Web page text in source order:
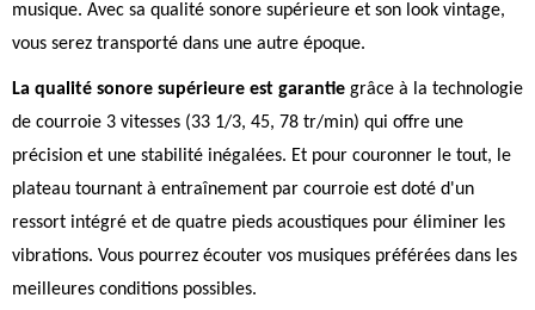
musique. Avec sa qualité sonore supérieure et son look vintage,
vous serez transporté dans une autre époque.
La qualité sonore supérieure est garantie grâce à la technologie
de courroie 3 vitesses (33 1/3, 45, 78 tr/min) qui offre une
précision et une stabilité inégalées. Et pour couronner le tout, le
plateau tournant à entraînement par courroie est doté d'un
ressort intégré et de quatre pieds acoustiques pour éliminer les
vibrations. Vous pourrez écouter vos musiques préférées dans les
meilleures conditions possibles.